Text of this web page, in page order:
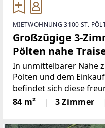
MIETWOHNUNG 3100 ST.
Großzügige 3-
Pölten nahe
In unmittelbarer Nähe
Pölten und dem
befindet sich diese
Wohnung im 7.
Mehrparteienhauses
von ca. 84 m² bietet
84 m² 3 Zimmer